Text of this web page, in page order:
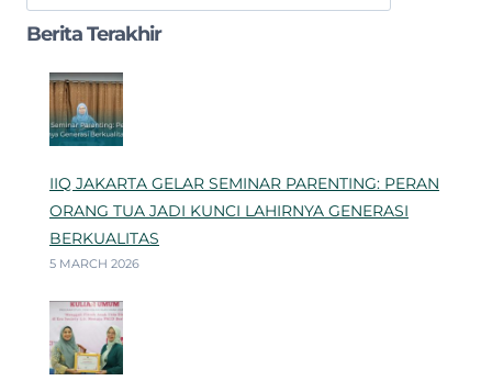
Berita Terakhir
IIQ JAKARTA GELAR SEMINAR PARENTING: PERAN
ORANG TUA JADI KUNCI LAHIRNYA GENERASI
BERKUALITAS
5 MARCH 2026